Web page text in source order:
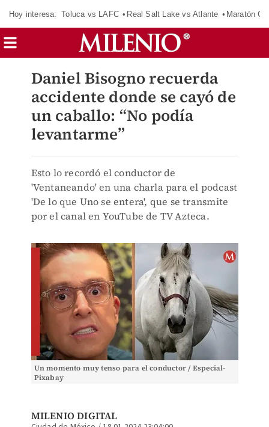
Hoy interesa: Toluca vs LAFC Real Salt Lake vs Atlante Maratón
Daniel Bisogno recuerda
accidente donde se cayó de
un caballo: “No podía
levantarme”
Esto lo recordó el conductor de
'Ventaneando' en una charla para el podcast
'De lo que Uno se entera', que se transmite
por el canal en YouTube de TV Azteca.
Un momento muy tenso para el conductor / Especial-
Pixabay
MILENIO DIGITAL